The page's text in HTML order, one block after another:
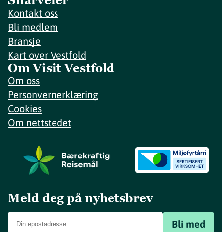
Kontakt oss
Bli medlem
Bransje
Kart over Vestfold
Om Visit Vestfold
Om oss
Personvernerklæring
Cookies
Om nettstedet
Meld deg på nyhetsbrev
Bli med